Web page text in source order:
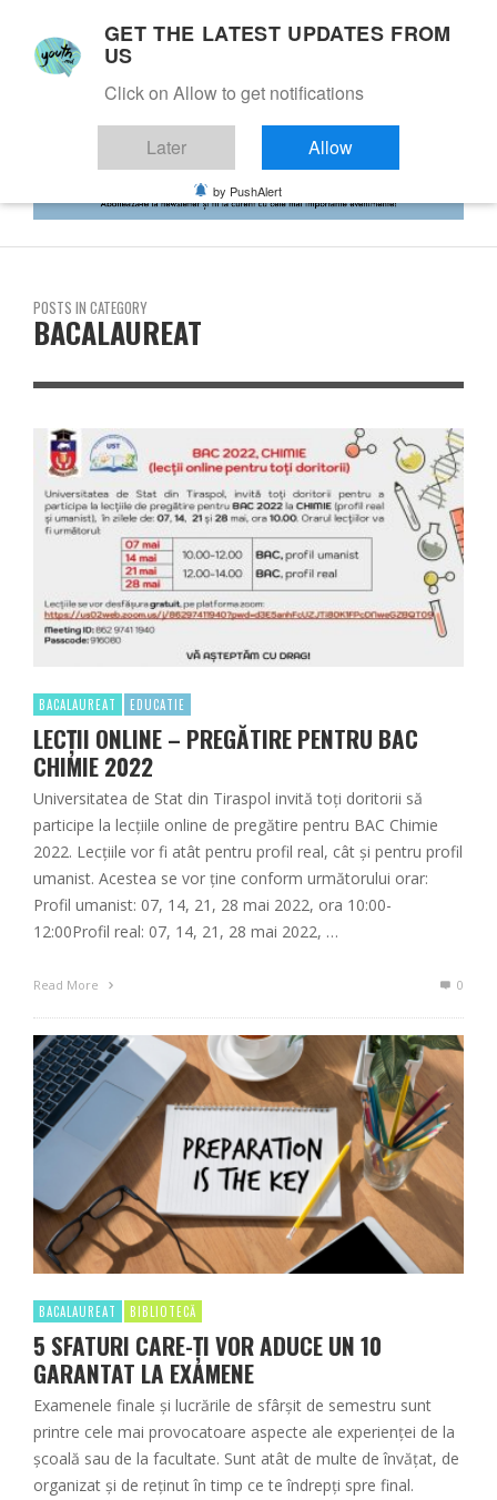
POSTS IN CATEGORY
BACALAUREAT
BACALAUREAT EDUCATIE
LECȚII ONLINE – PREGĂTIRE PENTRU BAC
CHIMIE 2022
Universitatea de Stat din Tiraspol invită toți doritorii să
participe la lecțiile online de pregătire pentru BAC Chimie
2022. Lecțiile vor fi atât pentru profil real, cât și pentru profil
umanist. Acestea se vor ține conform următorului orar:
Profil umanist: 07, 14, 21, 28 mai 2022, ora 10:00-
12:00Profil real: 07, 14, 21, 28 mai 2022, …
Read More 0
BACALAUREAT BIBLIOTECĂ
5 SFATURI CARE-ȚI VOR ADUCE UN 10
GARANTAT LA EXAMENE
Examenele finale și lucrările de sfârșit de semestru sunt
printre cele mai provocatoare aspecte ale experienței de la
școală sau de la facultate. Sunt atât de multe de învățat, de
organizat și de reținut în timp ce te îndrepți spre final.
GET THE LATEST UPDATES FROM
US
Click on Allow to get notifications
Later Allow
by PushAlert